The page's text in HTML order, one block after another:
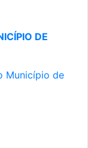
DE
Município de